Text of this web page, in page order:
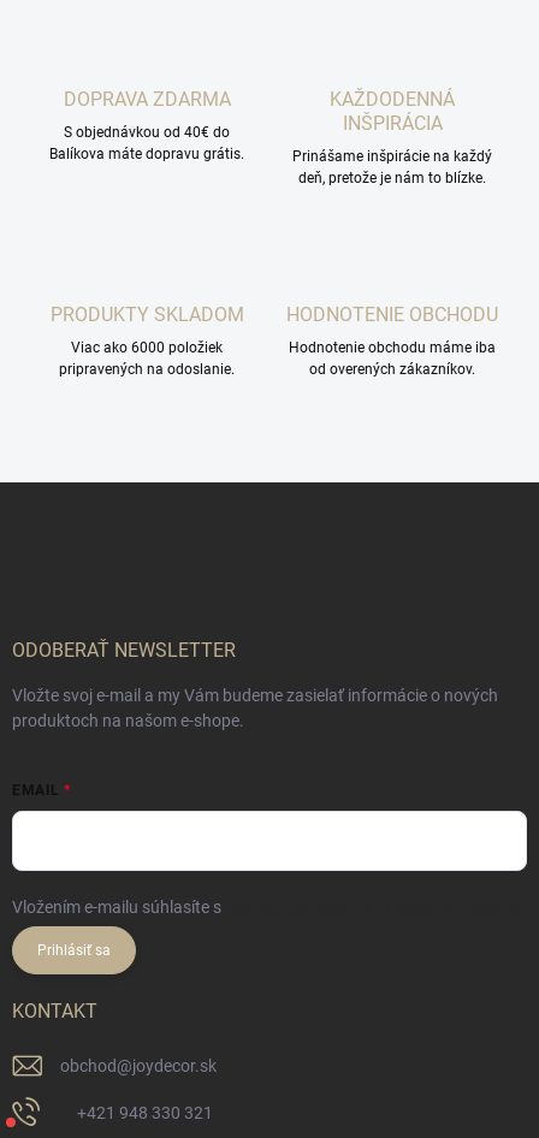
DOPRAVA ZDARMA
S objednávkou od 40€ do
Balíkova máte dopravu grátis.
KAŽDODENNÁ
INŠPIRÁCIA
Prinášame inšpirácie na každý
deň, pretože je nám to blízke.
PRODUKTY SKLADOM
Viac ako 6000 položiek
pripravených na odoslanie.
HODNOTENIE OBCHODU
Hodnotenie obchodu máme iba
od overených zákazníkov.
ODOBERAŤ NEWSLETTER
Vložte svoj e-mail a my Vám budeme zasielať informácie o nových
produktoch na našom e-shope.
EMAIL
Vložením e-mailu súhlasíte s
Prihlásiť sa
KONTAKT
obchod@joydecor.sk
+421 948 330 321